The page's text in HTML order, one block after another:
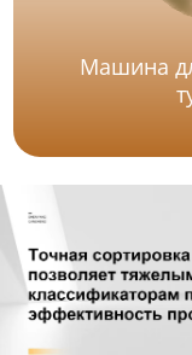
Машина